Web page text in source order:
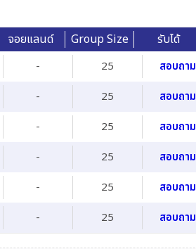
จอยแลนด์ Group Size รับได้
- 25 สอบถาม
- 25 สอบถาม
- 25 สอบถาม
- 25 สอบถาม
- 25 สอบถาม
- 25 สอบถาม